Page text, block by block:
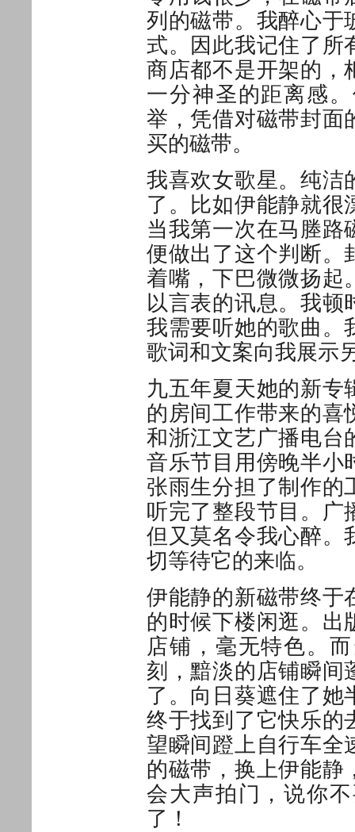
列的磁带。我醉心于
式。因此我记住了所
商店都不是开架的，
一分神圣的距离感
举，凭借对磁带封面
买的磁带。
我喜欢女歌星。纯洁
了。比如伊能静就很
当我第一次在马塍路
便做出了这个判断。
着嘴，下巴微微扬起
以言表的讯息。我顿
我需要听她的歌曲。
歌词和文案向我展示
九五年夏天她的新专
的房间工作带来的喜
和浙江文艺广播电台
音乐节目用傍晚半小
张雨生分担了制作的
听完了整段节目。广
但又莫名令我心醉。
切等待它的来临。
伊能静的新磁带终于
的时候下楼闲逛。出
店铺，毫无特色。
刻，黯淡的店铺瞬间
了。向日葵遮住了她
终于找到了它快乐的
望瞬间蹬上自行车全
的磁带，换上伊能静
会大声拍门，说你
了！